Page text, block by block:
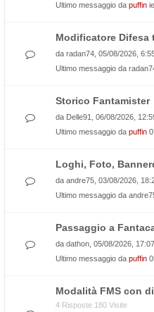
Ultimo messaggio da puffin
Modificatore Difesa
da radan74 , 05/08/2026,
Ultimo messaggio da
Storico Fantamister
da Delle91
, 06/08/2026,
Ultimo messaggio da puffin
Loghi, Foto,
da andre75 , 03/08/2026,
Ultimo messaggio da
Passaggio a
da dathon , 05/08/2026, 17:07
Ultimo messaggio da puffin
Modalità FMS con
4 Risposte 180 Visite